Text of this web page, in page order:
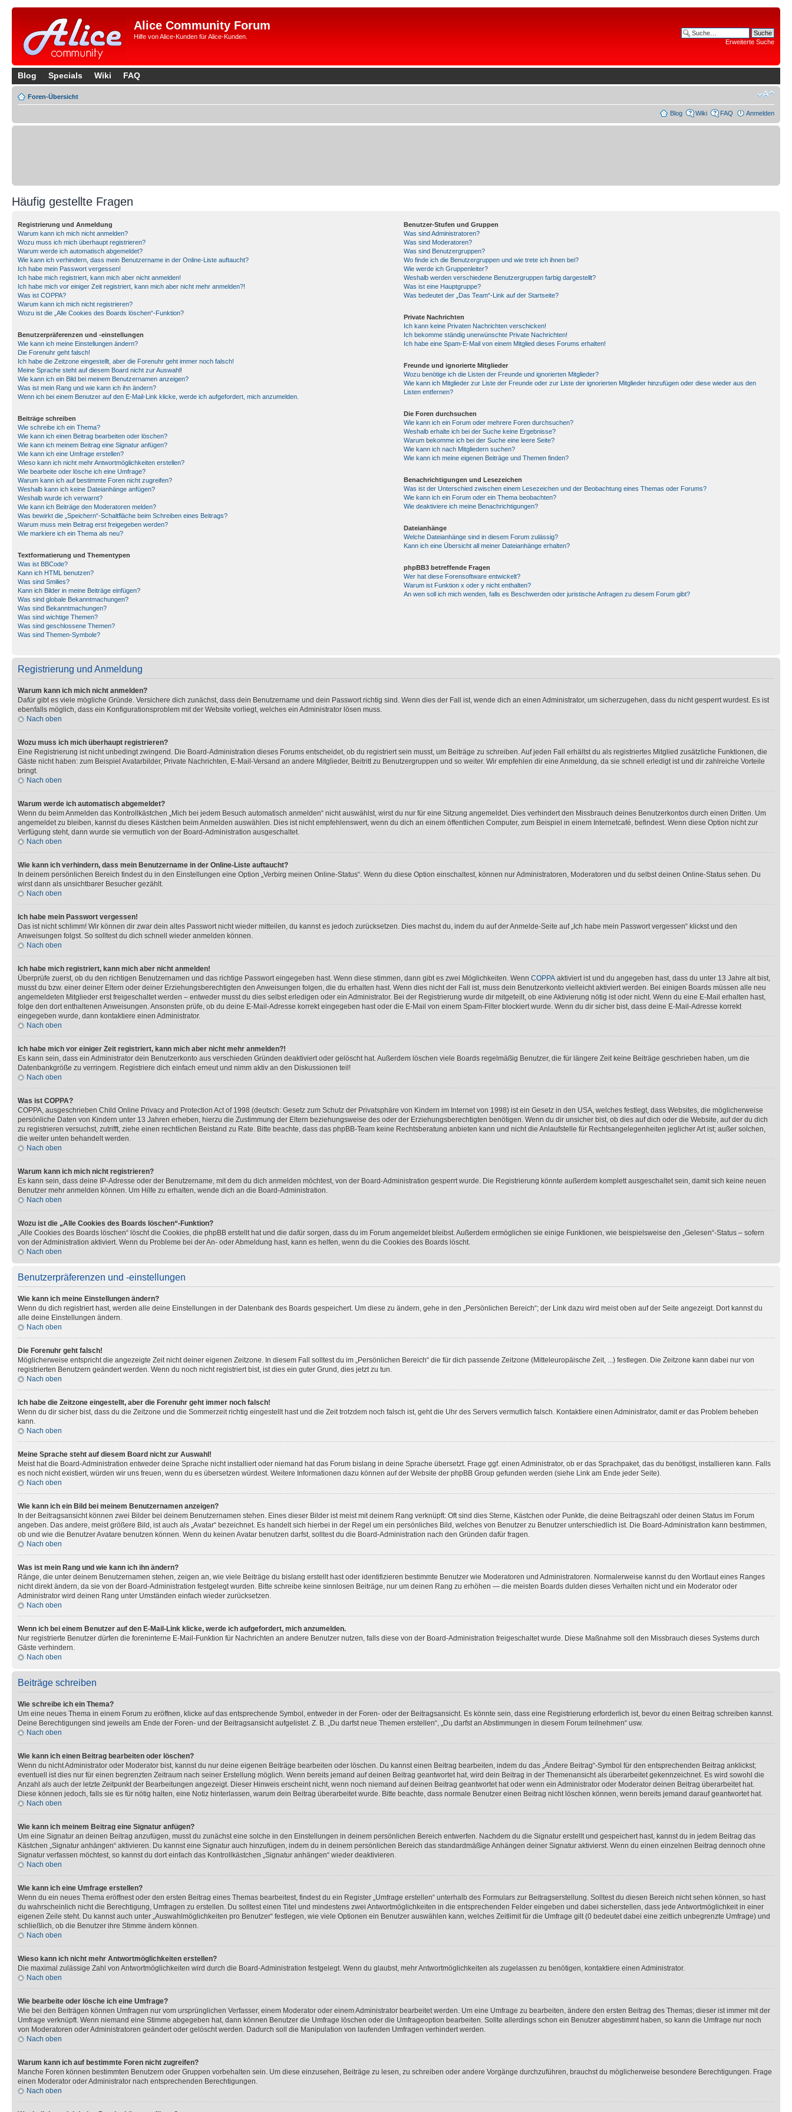
Alice Community Forum
Hilfe von Alice-Kunden für Alice-Kunden.
Erweiterte Suche
Blog Specials Wiki FAQ
Foren-Übersicht
Blog Wiki FAQ Anmelden
Häufig gestellte Fragen
Registrierung und Anmeldung
Warum kann ich mich nicht anmelden?
Wozu muss ich mich überhaupt registrieren?
Warum werde ich automatisch abgemeldet?
Wie kann ich verhindern, dass mein Benutzername in der Online-Liste auftaucht?
Ich habe mein Passwort vergessen!
Ich habe mich registriert, kann mich aber nicht anmelden!
Ich habe mich vor einiger Zeit registriert, kann mich aber nicht mehr anmelden?!
Was ist COPPA?
Warum kann ich mich nicht registrieren?
Wozu ist die „Alle Cookies des Boards löschen“-Funktion?
Benutzerpräferenzen und -einstellungen
Wie kann ich meine Einstellungen ändern?
Die Forenuhr geht falsch!
Ich habe die Zeitzone eingestellt, aber die Forenuhr geht immer noch falsch!
Meine Sprache steht auf diesem Board nicht zur Auswahl!
Wie kann ich ein Bild bei meinem Benutzernamen anzeigen?
Was ist mein Rang und wie kann ich ihn ändern?
Wenn ich bei einem Benutzer auf den E-Mail-Link klicke, werde ich aufgefordert, mich anzumelden.
Beiträge schreiben
Wie schreibe ich ein Thema?
Wie kann ich einen Beitrag bearbeiten oder löschen?
Wie kann ich meinem Beitrag eine Signatur anfügen?
Wie kann ich eine Umfrage erstellen?
Wieso kann ich nicht mehr Antwortmöglichkeiten erstellen?
Wie bearbeite oder lösche ich eine Umfrage?
Warum kann ich auf bestimmte Foren nicht zugreifen?
Weshalb kann ich keine Dateianhänge anfügen?
Weshalb wurde ich verwarnt?
Wie kann ich Beiträge den Moderatoren melden?
Was bewirkt die „Speichern“-Schaltfläche beim Schreiben eines Beitrags?
Warum muss mein Beitrag erst freigegeben werden?
Wie markiere ich ein Thema als neu?
Textformatierung und Thementypen
Was ist BBCode?
Kann ich HTML benutzen?
Was sind Smilies?
Kann ich Bilder in meine Beiträge einfügen?
Was sind globale Bekanntmachungen?
Was sind Bekanntmachungen?
Was sind wichtige Themen?
Was sind geschlossene Themen?
Was sind Themen-Symbole?
Benutzer-Stufen und Gruppen
Was sind Administratoren?
Was sind Moderatoren?
Was sind Benutzergruppen?
Wo finde ich die Benutzergruppen und wie trete ich ihnen bei?
Wie werde ich Gruppenleiter?
Weshalb werden verschiedene Benutzergruppen farbig dargestellt?
Was ist eine Hauptgruppe?
Was bedeutet der „Das Team“-Link auf der Startseite?
Private Nachrichten
Ich kann keine Privaten Nachrichten verschicken!
Ich bekomme ständig unerwünschte Private Nachrichten!
Ich habe eine Spam-E-Mail von einem Mitglied dieses Forums erhalten!
Freunde und ignorierte Mitglieder
Wozu benötige ich die Listen der Freunde und ignorierten Mitglieder?
Wie kann ich Mitglieder zur Liste der Freunde oder zur Liste der ignorierten Mitglieder hinzufügen oder diese wieder aus den
Listen entfernen?
Die Foren durchsuchen
Wie kann ich ein Forum oder mehrere Foren durchsuchen?
Weshalb erhalte ich bei der Suche keine Ergebnisse?
Warum bekomme ich bei der Suche eine leere Seite?
Wie kann ich nach Mitgliedern suchen?
Wie kann ich meine eigenen Beiträge und Themen finden?
Benachrichtigungen und Lesezeichen
Was ist der Unterschied zwischen einem Lesezeichen und der Beobachtung eines Themas oder Forums?
Wie kann ich ein Forum oder ein Thema beobachten?
Wie deaktiviere ich meine Benachrichtigungen?
Dateianhänge
Welche Dateianhänge sind in diesem Forum zulässig?
Kann ich eine Übersicht all meiner Dateianhänge erhalten?
phpBB3 betreffende Fragen
Wer hat diese Forensoftware entwickelt?
Warum ist Funktion x oder y nicht enthalten?
An wen soll ich mich wenden, falls es Beschwerden oder juristische Anfragen zu diesem Forum gibt?
Registrierung und Anmeldung
Warum kann ich mich nicht anmelden?
Dafür gibt es viele mögliche Gründe. Versichere dich zunächst, dass dein Benutzername und dein Passwort richtig sind. Wenn dies der Fall ist, wende dich an einen Administrator, um sicherzugehen, dass du nicht gesperrt wurdest. Es ist
ebenfalls möglich, dass ein Konfigurationsproblem mit der Website vorliegt, welches ein Administrator lösen muss.
Nach oben
Wozu muss ich mich überhaupt registrieren?
Eine Registrierung ist nicht unbedingt zwingend. Die Board-Administration dieses Forums entscheidet, ob du registriert sein musst, um Beiträge zu schreiben. Auf jeden Fall erhältst du als registriertes Mitglied zusätzliche Funktionen, die
Gäste nicht haben: zum Beispiel Avatarbilder, Private Nachrichten, E-Mail-Versand an andere Mitglieder, Beitritt zu Benutzergruppen und so weiter. Wir empfehlen dir eine Anmeldung, da sie schnell erledigt ist und dir zahlreiche Vorteile
bringt.
Nach oben
Warum werde ich automatisch abgemeldet?
Wenn du beim Anmelden das Kontrollkästchen „Mich bei jedem Besuch automatisch anmelden“ nicht auswählst, wirst du nur für eine Sitzung angemeldet. Dies verhindert den Missbrauch deines Benutzerkontos durch einen Dritten. Um
angemeldet zu bleiben, kannst du dieses Kästchen beim Anmelden auswählen. Dies ist nicht empfehlenswert, wenn du dich an einem öffentlichen Computer, zum Beispiel in einem Internetcafé, befindest. Wenn diese Option nicht zur
Verfügung steht, dann wurde sie vermutlich von der Board-Administration ausgeschaltet.
Nach oben
Wie kann ich verhindern, dass mein Benutzername in der Online-Liste auftaucht?
In deinem persönlichen Bereich findest du in den Einstellungen eine Option „Verbirg meinen Online-Status“. Wenn du diese Option einschaltest, können nur Administratoren, Moderatoren und du selbst deinen Online-Status sehen. Du
wirst dann als unsichtbarer Besucher gezählt.
Nach oben
Ich habe mein Passwort vergessen!
Das ist nicht schlimm! Wir können dir zwar dein altes Passwort nicht wieder mitteilen, du kannst es jedoch zurücksetzen. Dies machst du, indem du auf der Anmelde-Seite auf „Ich habe mein Passwort vergessen“ klickst und den
Anweisungen folgst. So solltest du dich schnell wieder anmelden können.
Nach oben
Ich habe mich registriert, kann mich aber nicht anmelden!
Überprüfe zuerst, ob du den richtigen Benutzernamen und das richtige Passwort eingegeben hast. Wenn diese stimmen, dann gibt es zwei Möglichkeiten. Wenn COPPA aktiviert ist und du angegeben hast, dass du unter 13 Jahre alt bist,
musst du bzw. einer deiner Eltern oder deiner Erziehungsberechtigten den Anweisungen folgen, die du erhalten hast. Wenn dies nicht der Fall ist, muss dein Benutzerkonto vielleicht aktiviert werden. Bei einigen Boards müssen alle neu
angemeldeten Mitglieder erst freigeschaltet werden – entweder musst du dies selbst erledigen oder ein Administrator. Bei der Registrierung wurde dir mitgeteilt, ob eine Aktivierung nötig ist oder nicht. Wenn du eine E-Mail erhalten hast,
folge den dort enthaltenen Anweisungen. Ansonsten prüfe, ob du deine E-Mail-Adresse korrekt eingegeben hast oder die E-Mail von einem Spam-Filter blockiert wurde. Wenn du dir sicher bist, dass deine E-Mail-Adresse korrekt
eingegeben wurde, dann kontaktiere einen Administrator.
Nach oben
Ich habe mich vor einiger Zeit registriert, kann mich aber nicht mehr anmelden?!
Es kann sein, dass ein Administrator dein Benutzerkonto aus verschieden Gründen deaktiviert oder gelöscht hat. Außerdem löschen viele Boards regelmäßig Benutzer, die für längere Zeit keine Beiträge geschrieben haben, um die
Datenbankgröße zu verringern. Registriere dich einfach erneut und nimm aktiv an den Diskussionen teil!
Nach oben
Was ist COPPA?
COPPA, ausgeschrieben Child Online Privacy and Protection Act of 1998 (deutsch: Gesetz zum Schutz der Privatsphäre von Kindern im Internet von 1998) ist ein Gesetz in den USA, welches festlegt, dass Websites, die möglicherweise
persönliche Daten von Kindern unter 13 Jahren erheben, hierzu die Zustimmung der Eltern beziehungsweise des oder der Erziehungsberechtigten benötigen. Wenn du dir unsicher bist, ob dies auf dich oder die Website, auf der du dich
zu registrieren versuchst, zutrifft, ziehe einen rechtlichen Beistand zu Rate. Bitte beachte, dass das phpBB-Team keine Rechtsberatung anbieten kann und nicht die Anlaufstelle für Rechtsangelegenheiten jeglicher Art ist; außer solchen,
die weiter unten behandelt werden.
Nach oben
Warum kann ich mich nicht registrieren?
Es kann sein, dass deine IP-Adresse oder der Benutzername, mit dem du dich anmelden möchtest, von der Board-Administration gesperrt wurde. Die Registrierung könnte außerdem komplett ausgeschaltet sein, damit sich keine neuen
Benutzer mehr anmelden können. Um Hilfe zu erhalten, wende dich an die Board-Administration.
Nach oben
Wozu ist die „Alle Cookies des Boards löschen“-Funktion?
„Alle Cookies des Boards löschen“ löscht die Cookies, die phpBB erstellt hat und die dafür sorgen, dass du im Forum angemeldet bleibst. Außerdem ermöglichen sie einige Funktionen, wie beispielsweise den „Gelesen“-Status – sofern
von der Administration aktiviert. Wenn du Probleme bei der An- oder Abmeldung hast, kann es helfen, wenn du die Cookies des Boards löscht.
Nach oben
Benutzerpräferenzen und -einstellungen
Wie kann ich meine Einstellungen ändern?
Wenn du dich registriert hast, werden alle deine Einstellungen in der Datenbank des Boards gespeichert. Um diese zu ändern, gehe in den „Persönlichen Bereich“; der Link dazu wird meist oben auf der Seite angezeigt. Dort kannst du
alle deine Einstellungen ändern.
Nach oben
Die Forenuhr geht falsch!
Möglicherweise entspricht die angezeigte Zeit nicht deiner eigenen Zeitzone. In diesem Fall solltest du im „Persönlichen Bereich“ die für dich passende Zeitzone (Mitteleuropäische Zeit, ...) festlegen. Die Zeitzone kann dabei nur von
registrierten Benutzern geändert werden. Wenn du noch nicht registriert bist, ist dies ein guter Grund, dies jetzt zu tun.
Nach oben
Ich habe die Zeitzone eingestellt, aber die Forenuhr geht immer noch falsch!
Wenn du dir sicher bist, dass du die Zeitzone und die Sommerzeit richtig eingestellt hast und die Zeit trotzdem noch falsch ist, geht die Uhr des Servers vermutlich falsch. Kontaktiere einen Administrator, damit er das Problem beheben
kann.
Nach oben
Meine Sprache steht auf diesem Board nicht zur Auswahl!
Meist hat die Board-Administration entweder deine Sprache nicht installiert oder niemand hat das Forum bislang in deine Sprache übersetzt. Frage ggf. einen Administrator, ob er das Sprachpaket, das du benötigst, installieren kann. Falls
es noch nicht existiert, würden wir uns freuen, wenn du es übersetzen würdest. Weitere Informationen dazu können auf der Website der phpBB Group gefunden werden (siehe Link am Ende jeder Seite).
Nach oben
Wie kann ich ein Bild bei meinem Benutzernamen anzeigen?
In der Beitragsansicht können zwei Bilder bei deinem Benutzernamen stehen. Eines dieser Bilder ist meist mit deinem Rang verknüpft: Oft sind dies Sterne, Kästchen oder Punkte, die deine Beitragszahl oder deinen Status im Forum
angeben. Das andere, meist größere Bild, ist auch als „Avatar“ bezeichnet. Es handelt sich hierbei in der Regel um ein persönliches Bild, welches von Benutzer zu Benutzer unterschiedlich ist. Die Board-Administration kann bestimmen,
ob und wie die Benutzer Avatare benutzen können. Wenn du keinen Avatar benutzen darfst, solltest du die Board-Administration nach den Gründen dafür fragen.
Nach oben
Was ist mein Rang und wie kann ich ihn ändern?
Ränge, die unter deinem Benutzernamen stehen, zeigen an, wie viele Beiträge du bislang erstellt hast oder identifizieren bestimmte Benutzer wie Moderatoren und Administratoren. Normalerweise kannst du den Wortlaut eines Ranges
nicht direkt ändern, da sie von der Board-Administration festgelegt wurden. Bitte schreibe keine sinnlosen Beiträge, nur um deinen Rang zu erhöhen — die meisten Boards dulden dieses Verhalten nicht und ein Moderator oder
Administrator wird deinen Rang unter Umständen einfach wieder zurücksetzen.
Nach oben
Wenn ich bei einem Benutzer auf den E-Mail-Link klicke, werde ich aufgefordert, mich anzumelden.
Nur registrierte Benutzer dürfen die foreninterne E-Mail-Funktion für Nachrichten an andere Benutzer nutzen, falls diese von der Board-Administration freigeschaltet wurde. Diese Maßnahme soll den Missbrauch dieses Systems durch
Gäste verhindern.
Nach oben
Beiträge schreiben
Wie schreibe ich ein Thema?
Um eine neues Thema in einem Forum zu eröffnen, klicke auf das entsprechende Symbol, entweder in der Foren- oder der Beitragsansicht. Es könnte sein, dass eine Registrierung erforderlich ist, bevor du einen Beitrag schreiben kannst.
Deine Berechtigungen sind jeweils am Ende der Foren- und der Beitragsansicht aufgelistet. Z. B. „Du darfst neue Themen erstellen“, „Du darfst an Abstimmungen in diesem Forum teilnehmen“ usw.
Nach oben
Wie kann ich einen Beitrag bearbeiten oder löschen?
Wenn du nicht Administrator oder Moderator bist, kannst du nur deine eigenen Beiträge bearbeiten oder löschen. Du kannst einen Beitrag bearbeiten, indem du das „Ändere Beitrag“-Symbol für den entsprechenden Beitrag anklickst;
eventuell ist dies nur für einen begrenzten Zeitraum nach seiner Erstellung möglich. Wenn bereits jemand auf deinen Beitrag geantwortet hat, wird dein Beitrag in der Themenansicht als überarbeitet gekennzeichnet. Es wird sowohl die
Anzahl als auch der letzte Zeitpunkt der Bearbeitungen angezeigt. Dieser Hinweis erscheint nicht, wenn noch niemand auf deinen Beitrag geantwortet hat oder wenn ein Administrator oder Moderator deinen Beitrag überarbeitet hat.
Diese können jedoch, falls sie es für nötig halten, eine Notiz hinterlassen, warum dein Beitrag überarbeitet wurde. Bitte beachte, dass normale Benutzer einen Beitrag nicht löschen können, wenn bereits jemand darauf geantwortet hat.
Nach oben
Wie kann ich meinem Beitrag eine Signatur anfügen?
Um eine Signatur an deinen Beitrag anzufügen, musst du zunächst eine solche in den Einstellungen in deinem persönlichen Bereich entwerfen. Nachdem du die Signatur erstellt und gespeichert hast, kannst du in jedem Beitrag das
Kästchen „Signatur anhängen“ aktivieren. Du kannst eine Signatur auch hinzufügen, indem du in deinem persönlichen Bereich das standardmäßige Anhängen deiner Signatur aktivierst. Wenn du einen einzelnen Beitrag dennoch ohne
Signatur verfassen möchtest, so kannst du dort einfach das Kontrollkästchen „Signatur anhängen“ wieder deaktivieren.
Nach oben
Wie kann ich eine Umfrage erstellen?
Wenn du ein neues Thema eröffnest oder den ersten Beitrag eines Themas bearbeitest, findest du ein Register „Umfrage erstellen“ unterhalb des Formulars zur Beitragserstellung. Solltest du diesen Bereich nicht sehen können, so hast
du wahrscheinlich nicht die Berechtigung, Umfragen zu erstellen. Du solltest einen Titel und mindestens zwei Antwortmöglichkeiten in die entsprechenden Felder eingeben und dabei sicherstellen, dass jede Antwortmöglichkeit in einer
eigenen Zeile steht. Du kannst auch unter „Auswahlmöglichkeiten pro Benutzer“ festlegen, wie viele Optionen ein Benutzer auswählen kann, welches Zeitlimit für die Umfrage gilt (0 bedeutet dabei eine zeitlich unbegrenzte Umfrage) und
schließlich, ob die Benutzer ihre Stimme ändern können.
Nach oben
Wieso kann ich nicht mehr Antwortmöglichkeiten erstellen?
Die maximal zulässige Zahl von Antwortmöglichkeiten wird durch die Board-Administration festgelegt. Wenn du glaubst, mehr Antwortmöglichkeiten als zugelassen zu benötigen, kontaktiere einen Administrator.
Nach oben
Wie bearbeite oder lösche ich eine Umfrage?
Wie bei den Beiträgen können Umfragen nur vom ursprünglichen Verfasser, einem Moderator oder einem Administrator bearbeitet werden. Um eine Umfrage zu bearbeiten, ändere den ersten Beitrag des Themas; dieser ist immer mit der
Umfrage verknüpft. Wenn niemand eine Stimme abgegeben hat, dann können Benutzer die Umfrage löschen oder die Umfrageoption bearbeiten. Sollte allerdings schon ein Benutzer abgestimmt haben, so kann die Umfrage nur noch
von Moderatoren oder Administratoren geändert oder gelöscht werden. Dadurch soll die Manipulation von laufenden Umfragen verhindert werden.
Nach oben
Warum kann ich auf bestimmte Foren nicht zugreifen?
Manche Foren können bestimmten Benutzern oder Gruppen vorbehalten sein. Um diese einzusehen, Beiträge zu lesen, zu schreiben oder andere Vorgänge durchzuführen, brauchst du möglicherweise besondere Berechtigungen. Frage
einen Moderator oder Administrator nach entsprechenden Berechtigungen.
Nach oben